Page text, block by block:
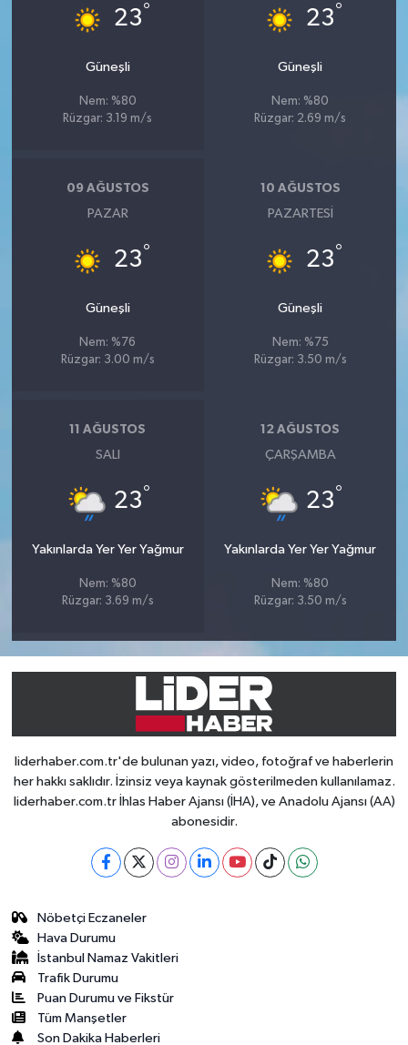
23°
Güneşli
Nem: %80
Rüzgar: 3.19 m/s
23°
Güneşli
Nem: %80
Rüzgar: 2.69 m/s
09 AĞUSTOS
PAZAR
23°
Güneşli
Nem: %76
Rüzgar: 3.00 m/s
10 AĞUSTOS
PAZARTESI
23°
Güneşli
Nem: %75
Rüzgar: 3.50 m/s
11 AĞUSTOS
SALI
23°
Yakınlarda Yer Yer Yağmur
Nem: %80
Rüzgar: 3.69 m/s
12 AĞUSTOS
ÇARŞAMBA
23°
Yakınlarda Yer Yer Yağmur
Nem: %80
Rüzgar: 3.50 m/s
liderhaber.com.tr'de bulunan yazı, video, fotoğraf ve haberlerin
her hakkı saklıdır. İzinsiz veya kaynak gösterilmeden kullanılamaz.
liderhaber.com.tr İhlas Haber Ajansı (İHA), ve Anadolu Ajansı (AA)
abonesidir.
Nöbetçi Eczaneler
Hava Durumu
İstanbul Namaz Vakitleri
Trafik Durumu
Puan Durumu ve Fikstür
Tüm Manşetler
Son Dakika Haberleri